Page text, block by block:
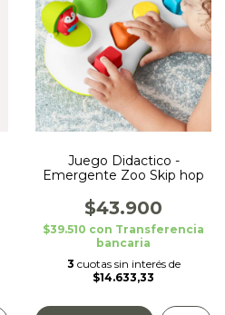
Juego Didactico -
Emergente Zoo Skip hop
$43.900
$39.510 con Transferencia
bancaria
3 cuotas sin interés de
$14.633,33